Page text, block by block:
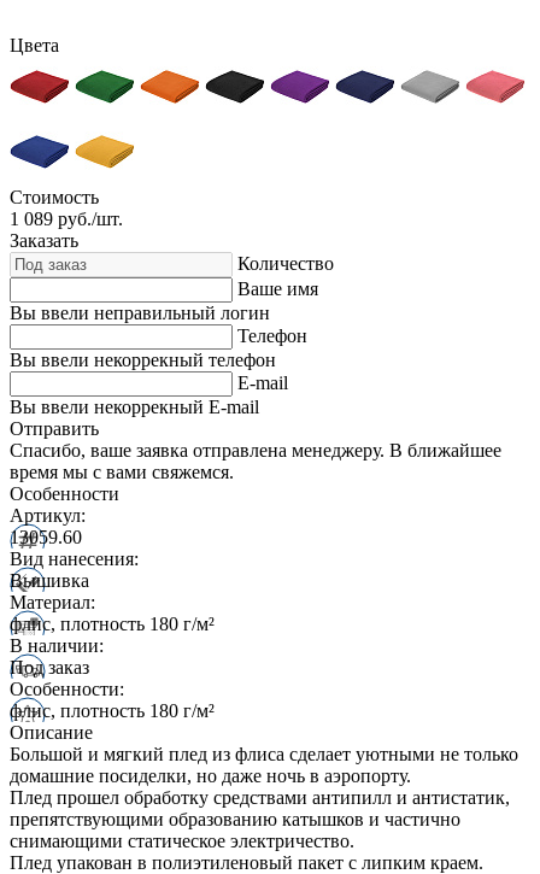
Цвета
Стоимость
1 089 руб./шт.
Заказать
Количество
Ваше имя
Вы ввели неправильный логин
Телефон
Вы ввели некоррекный телефон
E-mail
Вы ввели некоррекный E-mail
Отправить
Спасибо, ваше заявка отправлена менеджеру. В ближайшее
время мы с вами свяжемся.
Особенности
Артикул:
13059.60
Вид нанесения:
Вышивка
Материал:
флис, плотность 180 г/м²
В наличии:
Под заказ
Особенности:
флис, плотность 180 г/м²
Описание
Большой и мягкий плед из флиса сделает уютными не только
домашние посиделки, но даже ночь в аэропорту.
Плед прошел обработку средствами антипилл и антистатик,
препятствующими образованию катышков и частично
снимающими статическое электричество.
Плед упакован в полиэтиленовый пакет с липким краем.